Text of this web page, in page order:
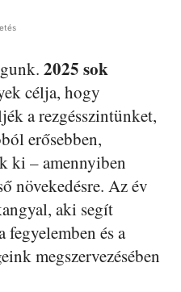
2025 sok
célja, hogy
a rezgésszintünket,
erősebben,
ki – amennyiben
növekedésre. Az év
aki segít
fegyelemben és a
megszervezésében